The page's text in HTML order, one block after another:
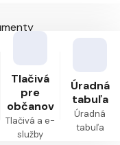
Tlačivá
pre
občanov
Tlačivá a e-
služby
Úradná
tabuľa
Úradná
tabuľa